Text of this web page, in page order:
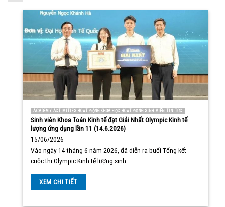
ACADEMY ACTIVITIES HOẠT ĐỘNG KHOA HỌC HOẠT ĐỘNG SINH VIÊN TIN TỨC
Sinh viên Khoa Toán Kinh tế đạt Giải Nhất Olympic Kinh tế
lượng ứng dụng lần 11 (14.6.2026)
15/06/2026
Vào ngày 14 tháng 6 năm 2026, đã diễn ra buổi Tổng kết
cuộc thi Olympic Kinh tế lượng sinh …
XEM CHI TIẾT